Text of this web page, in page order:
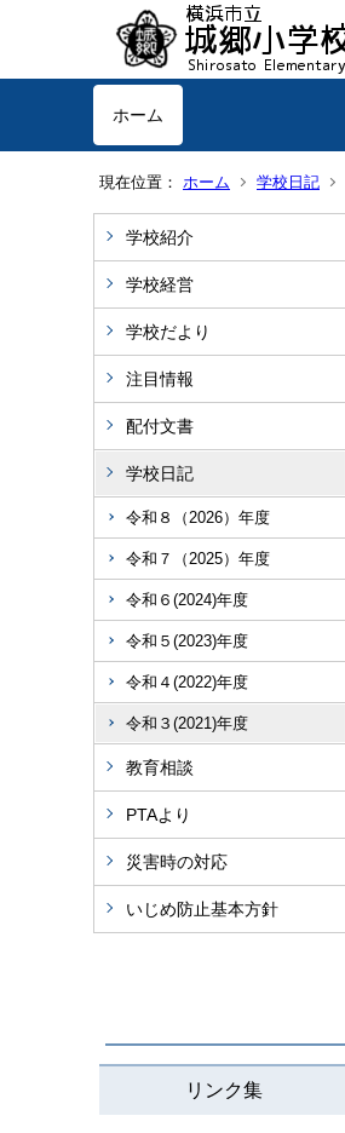
ホーム
現在位置： ホーム 学校日記
学校紹介
学校経営
学校だより
注目情報
配付文書
学校日記
令和８（2026）年度
令和７（2025）年度
令和６(2024)年度
令和５(2023)年度
令和４(2022)年度
令和３(2021)年度
教育相談
PTAより
災害時の対応
いじめ防止基本方針
リンク集